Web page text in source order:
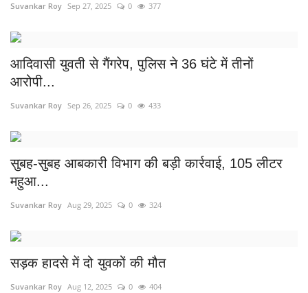
Suvankar Roy Sep 27, 2025 0 377
आदिवासी युवती से गैंगरेप, पुलिस ने 36 घंटे में तीनों
आरोपी...
Suvankar Roy Sep 26, 2025 0 433
सुबह-सुबह आबकारी विभाग की बड़ी कार्रवाई, 105 लीटर
महुआ...
Suvankar Roy Aug 29, 2025 0 324
सड़क हादसे में दो युवकों की मौत
Suvankar Roy Aug 12, 2025 0 404